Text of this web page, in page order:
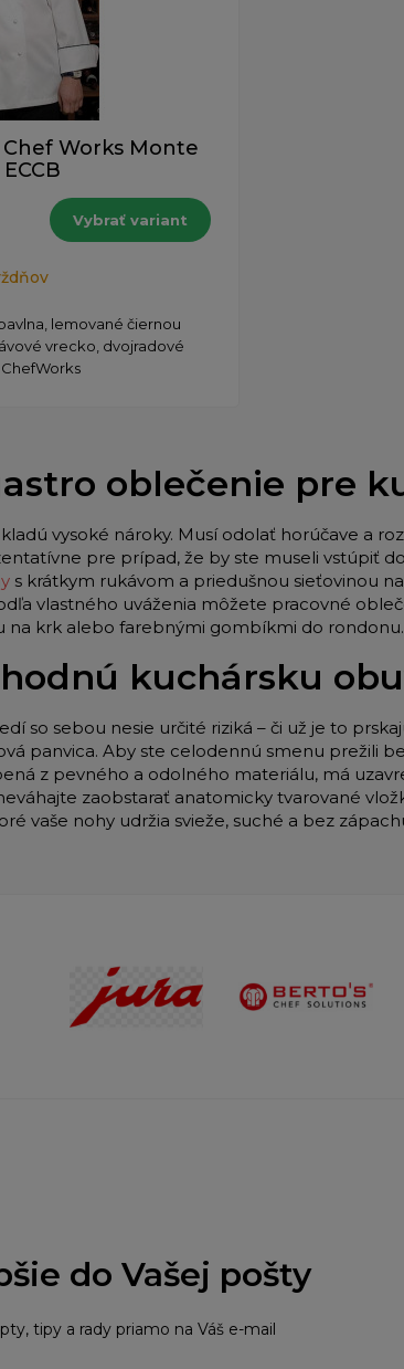
Works Monte
Vybrať variant
lemované čiernou
vrecko, dvojradové
oblečenie pre
kladú vysoké nároky. Musí odolať horúčave a
pre prípad, že by ste museli vstúpiť
s krátkym rukávom a priedušnou sieťovinou
vlastného uváženia môžete pracovné
na krk alebo farebnými gombíkmi do rondonu.
kuchársku
so sebou nesie určité riziká – či už je to
panvica. Aby ste celodennú smenu prežili
z pevného a odolného materiálu, má
zaobstarať anatomicky tvarované
vaše nohy udržia svieže, suché a bez
do Vašej pošty
tipy a rady priamo na Váš e-mail